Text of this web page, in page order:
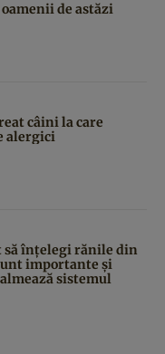
de astăzi
câini la care
alergici
să înțelegi rănile din
importante și
sistemul